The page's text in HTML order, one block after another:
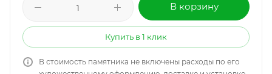
В корзину
Купить в 1 клик
В стоимость памятника не включены расходы по его